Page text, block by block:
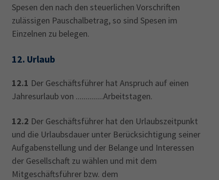
Spesen den nach den steuerlichen Vorschriften
zulässigen Pauschalbetrag, so sind Spesen im
Einzelnen zu belegen.
12. Urlaub
12.1 Der Geschäftsführer hat Anspruch auf einen
Jahresurlaub von ..............Arbeitstagen.
12.2 Der Geschäftsführer hat den Urlaubszeitpunkt
und die Urlaubsdauer unter Berücksichtigung seiner
Aufgabenstellung und der Belange und Interessen
der Gesellschaft zu wählen und mit dem
Mitgeschäftsführer bzw. dem